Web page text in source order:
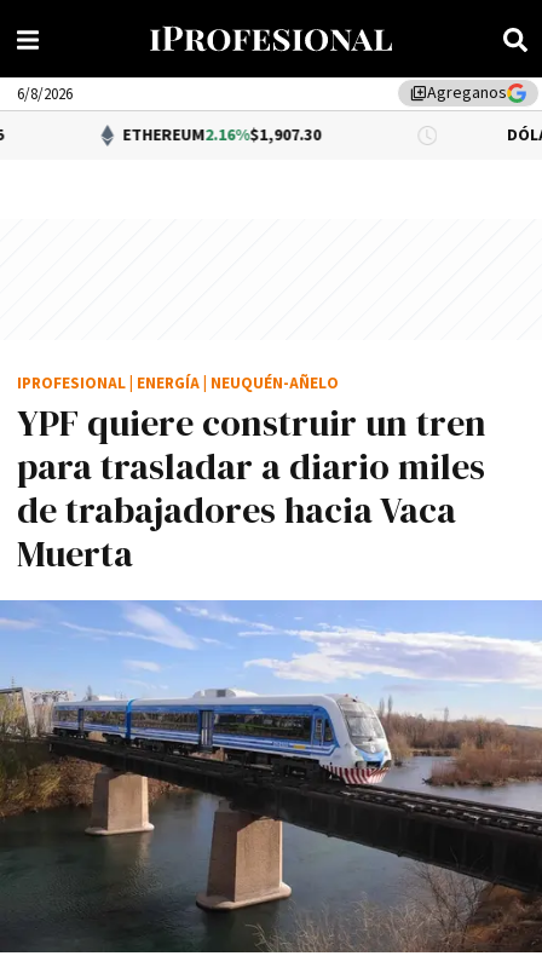
library_addAgreganos
6/8/2026
ETHEREUM2.16%$1,907.30 DÓLAR BNA 0.34%
YPF quiere construir un tren
para trasladar a diario miles
de trabajadores hacia Vaca
Muerta
IPROFESIONAL ENERGÍA NEUQUÉN-AÑELO